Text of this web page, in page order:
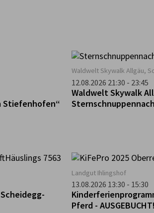
Stiefenhofen“
Waldwelt Skywalk Allgäu,
12.08.2026 21:30 - 23:45
Waldwelt Skywalk
Landgut Ihlingshof
13.08.2026 13:30 - 15:30
Pferd - AUSGEBUCHT!